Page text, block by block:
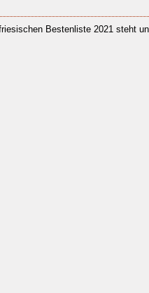
Bestenliste 2021 steht